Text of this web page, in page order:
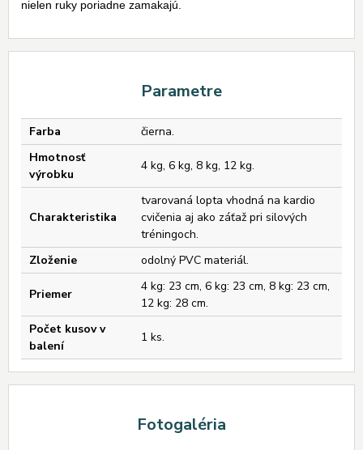
nielen ruky poriadne zamakajú.
Parametre
Farba
čierna.
Hmotnosť
výrobku
4 kg, 6 kg, 8 kg, 12 kg.
Charakteristika
tvarovaná lopta vhodná na kardio
cvičenia aj ako záťaž pri silových
tréningoch.
Zloženie
odolný PVC materiál.
Priemer
4 kg: 23 cm, 6 kg: 23 cm, 8 kg: 23 cm,
12 kg: 28 cm.
Počet kusov v
balení
1 ks.
Fotogaléria